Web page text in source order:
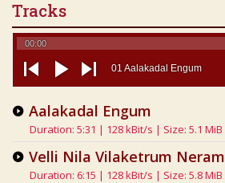
Tracks
00:00
previous
play next
01 Aalakadal Engum
Aalakadal Engum
Duration: 5:31 | 128 kBit/s | Size: 5.1 MiB
Velli Nila Vilaketrum Neram
Duration: 6:15 | 128 kBit/s | Size: 5.8 MiB